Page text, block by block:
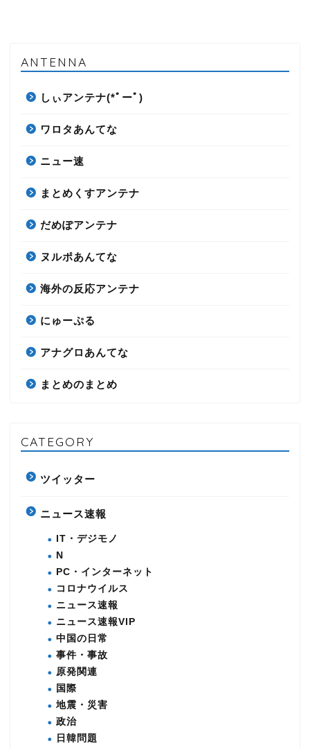
ANTENNA
しぃアンテナ(*ﾟーﾟ)
ワロタあんてな
ニュー速
まとめくすアンテナ
だめぽアンテナ
ヌルポあんてな
海外の反応アンテナ
にゅーぷる
アナグロあんてな
まとめのまとめ
CATEGORY
ツイッター
ニュース速報
IT・デジモノ
N
PC・インターネット
コロナウイルス
ニュース速報
ニュース速報VIP
中国の日常
事件・事故
原発関連
国際
地震・災害
政治
日韓問題